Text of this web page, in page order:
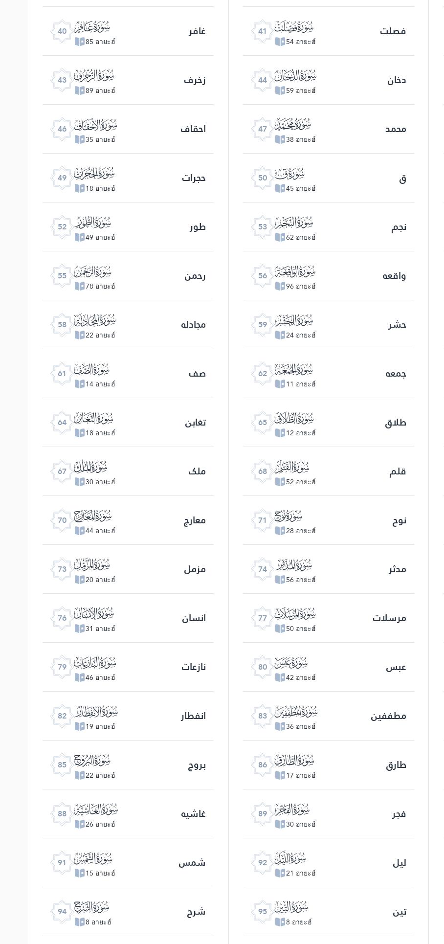
40 ﯕ
85 อายะฮ์
غافر 41 ﯖ
54 อายะฮ์
فصلت
43 ﯘ
89 อายะฮ์
زخرف 44 ﯙ
59 อายะฮ์
دخان
46 ﯛ
35 อายะฮ์
احقاف 47 ﯜ
38 อายะฮ์
محمد
49 ﯞ
18 อายะฮ์
حجرات 50 ﯟ
45 อายะฮ์
ق
52 ﯡ
49 อายะฮ์
طور 53 ﯢ
62 อายะฮ์
نجم
55 ﯤ
78 อายะฮ์
رحمن 56 ﯥ
96 อายะฮ์
واقعه
58 ﯧ
22 อายะฮ์
مجادله 59 ﯨ
24 อายะฮ์
حشر
61 ﯪ
14 อายะฮ์
صف 62 ﯫ
11 อายะฮ์
جمعه
64 ﯭ
18 อายะฮ์
تغابن 65 ﯮ
12 อายะฮ์
طلاق
67 ﯰ
30 อายะฮ์
ملک 68 ﯱ
52 อายะฮ์
قلم
70 ﯳ
44 อายะฮ์
معارج 71 ﯴ
28 อายะฮ์
نوح
73 ﯶ
20 อายะฮ์
مزمل 74 ﯷ
56 อายะฮ์
مدثر
76 ﯹ
31 อายะฮ์
انسان 77 ﯺ
50 อายะฮ์
مرسلات
79 ﯼ
46 อายะฮ์
نازعات 80 ﯽ
42 อายะฮ์
عبس
82 ﯿ
19 อายะฮ์
انفطار 83 ﰀ
36 อายะฮ์
مطففین
85 ﰂ
22 อายะฮ์
بروج 86 ﰃ
17 อายะฮ์
طارق
88 ﰅ
26 อายะฮ์
غاشیه 89 ﰆ
30 อายะฮ์
فجر
91 ﰈ
15 อายะฮ์
شمس 92 ﰉ
21 อายะฮ์
لیل
94 ﰋ
8 อายะฮ์
شرح 95 ﰌ
8 อายะฮ์
تین